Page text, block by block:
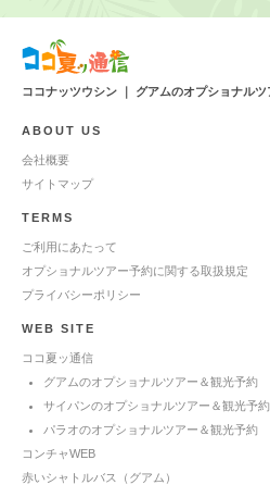
ココナッツウシン ｜ グアムのオプショナル
ABOUT US
会社概要
サイトマップ
TERMS
ご利用にあたって
オプショナルツアー予約に関する取扱規定
プライバシーポリシー
WEB SITE
ココ夏ッ通信
グアムのオプショナルツアー＆観光予約
サイパンのオプショナルツアー＆観光予約
パラオのオプショナルツアー＆観光予約
コンチャWEB
赤いシャトルバス（グアム）